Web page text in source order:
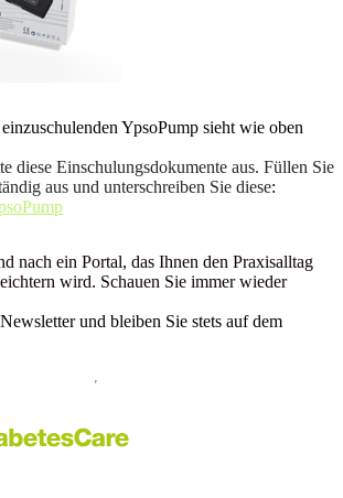
YpsoPump sieht wie oben
diese Einschulungsdokumente aus. Füllen Sie
aus und unterschreiben Sie diese:
nach ein Portal, das Ihnen den Praxisalltag
wird. Schauen Sie immer wieder
und bleiben Sie stets auf dem